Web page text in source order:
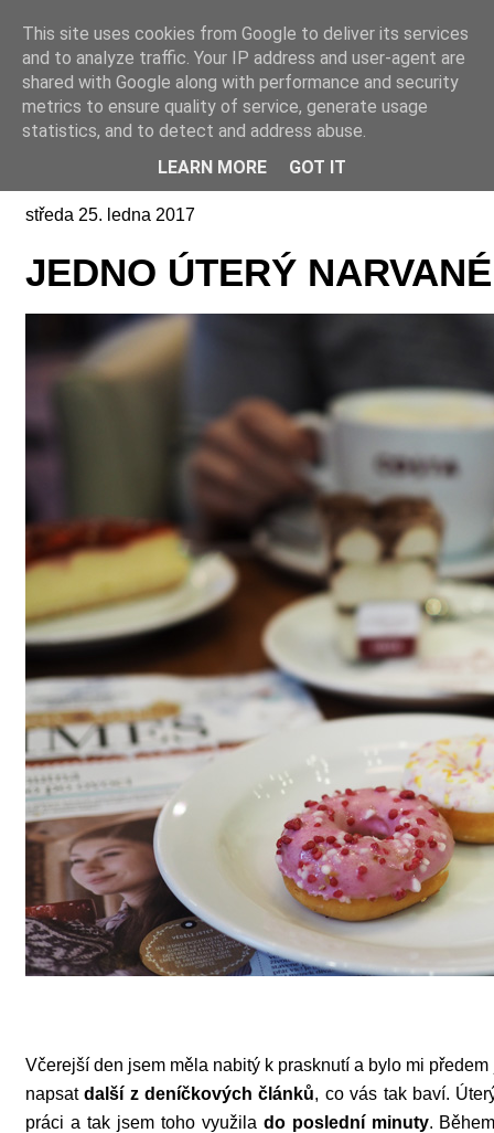
Online casino CZ
středa 25. ledna 2017
JEDNO ÚTERÝ
Včerejší den jsem měla nabitý k prasknutí a bylo mi
napsatdalší z deníčkových článků, co vás tak baví.
práci a tak jsem toho využila do poslední minuty.
This site uses cookies from Google to deliver its services
and to analyze traffic. Your IP address and user-agent are
shared with Google along with performance and security
metrics to ensure quality of service, generate usage
statistics, and to detect and address abuse.
LEARN MORE
GOT IT